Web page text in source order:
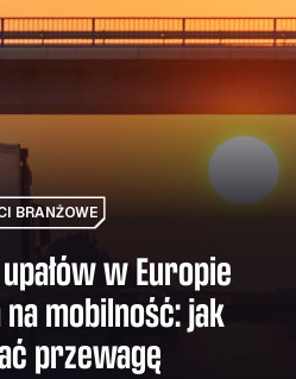
BRANŻOWE
w Europie
mobilność: jak
przewagę